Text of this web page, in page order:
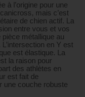
à l’origine pour une
mais c’est
de chien actif. La
entre vous et vos
métallique au
L’intersection en Y est
est élastique. La
la raison pour
des athlètes en
est fait de
une couche robuste